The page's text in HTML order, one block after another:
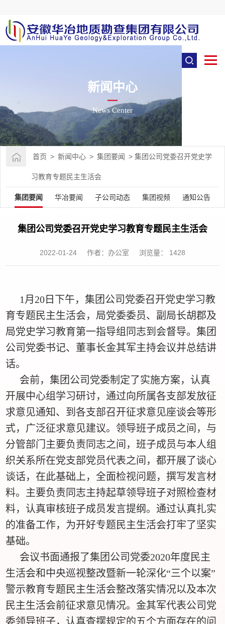
新闻中心
News Center
首页 > 新闻中心 > 集团要闻 >集团公司党委召开​党史学
习教育专题民主生活会
集团要闻 华冶要闻 子公司动态 集团视频 通知公告
集团公司党委召开​党史学习教育专题民主生活会
2022-01-24 作者：办公室 浏览量： 1428
1月20日下午，集团公司党委召开党史学习教
育专题民主生活会，局党委委员、副局长胡郡及
局党史学习教育第一指导组同志到会督导。集团
公司党委书记、董事长金其军主持会议并总结讲
话。
会前，集团公司党委制定了实施方案，认真
开展中心组学习研讨，通过向所属各支部发放征
求意见通知、到各支部召开征求意见座谈会等形
式，广泛征求意见建议。领导班子成员之间，与
分管部门主要负责同志之间，班子成员与本人组
织关系所在党支部党员代表之间，都开展了谈心
谈话，在此基础上，全面检视问题，撰写发言材
料。主要负责同志主持起草领导班子对照检查材
料，认真审核班子成员发言提纲。通过认真扎实
的准备工作，为开好专题民主生活会打牢了坚实
基础。
会议书面通报了集团公司党委2020年度民主
生活会和中央巡视整改暨新一轮深化“三个以案”
警示教育专题民主生活会整改落实情况以及本次
民主生活会前征求意见情况。金其军代表公司党
委领导班子，认真查摆规定的五个方面存在的问